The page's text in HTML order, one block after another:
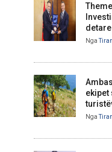
detare
Nga
ekipet
Nga